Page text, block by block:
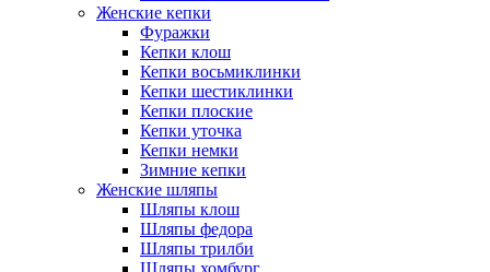
Женские кепки
Фуражки
Кепки клош
Кепки восьмиклинки
Кепки шестиклинки
Кепки плоские
Кепки уточка
Кепки немки
Зимние кепки
Женские шляпы
Шляпы клош
Шляпы федора
Шляпы трилби
Шляпы хомбург